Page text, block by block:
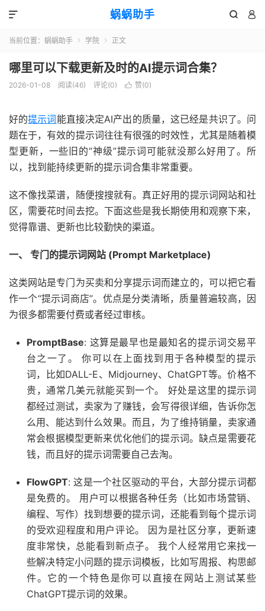
蜗蜗助手  

当前位置： 蜗蜗助手  学院  正文
哪里可以下载更新及时的AI提示词合集？
2026-01-08 阅读(46) 评论(0)  赞(0)
好的提示词 能直接决定AI产出的质量，这已经是共识了。问
题在于，有效的提示词往往有很强的时效性，尤其是随着模
型更新，一些旧的“神级”提示词可能就没那么好用了。所
以，找到能持续更新的提示词合集非常重要。
这不像找菜谱，随便搜搜就有。真正好用的提示词网站和社
区，需要花时间去挖。下面这些是我长期使用和观察下来，
觉得靠谱、更新也比较勤快的渠道。
一、 专门的提示词网站 (Prompt Marketplace)
这类网站是专门为买卖和分享提示词而建立的，可以把它看
作一个“提示词商店”。优点是分类清晰，质量普遍较高，因
为很多都需要付费或者经过审核。
PromptBase: 这算是最早也是最知名的提示词交易平
台之一了。 你可以在上面找到用于各种模型的提示
词，比如DALL-E、Midjourney、ChatGPT等。价格不
贵，通常几美元就能买到一个。 好处是这里的提示词
都经过测试，卖家为了赚钱，会写得很详细，告诉你怎
么用、能达到什么效果。而且，为了维持销量，卖家通
常会根据模型更新来优化他们的提示词。缺点是需要花
钱，而且好的提示词需要自己去淘。
FlowGPT: 这是一个社区驱动的平台，大部分提示词都
是免费的。 用户可以根据各种任务（比如市场营销、
编程、写作）找到想要的提示词，还能看到每个提示词
的受欢迎程度和用户评论。 因为是社区分享，更新速
度非常快，总能看到新点子。 我个人经常用它来找一
些解决特定小问题的提示词模板，比如写周报、构思邮
件。它的一个特色是你可以直接在网站上测试某些
ChatGPT提示词的效果。